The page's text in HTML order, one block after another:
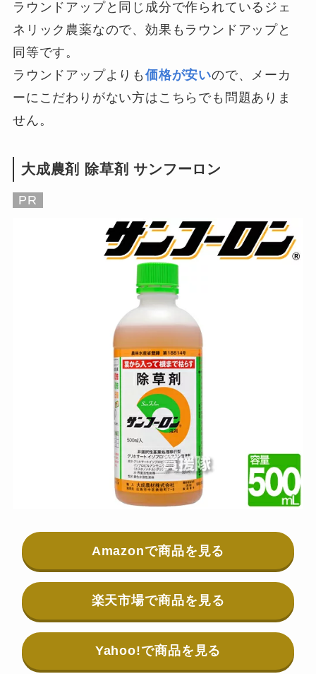
ラウンドアップと同じ成分で作られているジェ
ネリック農薬なので、効果もラウンドアップと
同等です。
ラウンドアップよりも 価格が安いので、メーカ
ーにこだわりがない方はこちらでも問題ありま
せん。
大成農剤 除草剤 サンフーロン
PR
Amazonで商品を見る
楽天市場で商品を見る
Yahoo!で商品を見る